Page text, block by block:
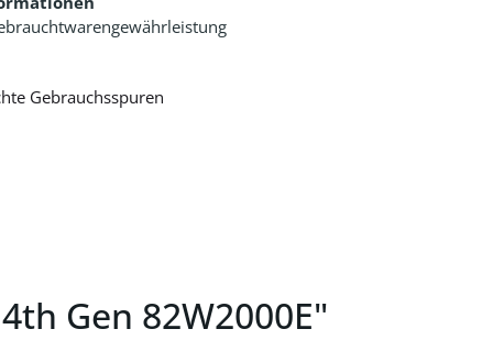
Gebrauchsspuren
Gen 82W2000E"